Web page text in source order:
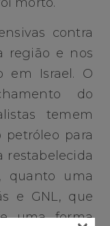
contra
região e nos
em Israel. O
do
temem
para
restabelecida
quanto uma
e GNL, que
uma forma